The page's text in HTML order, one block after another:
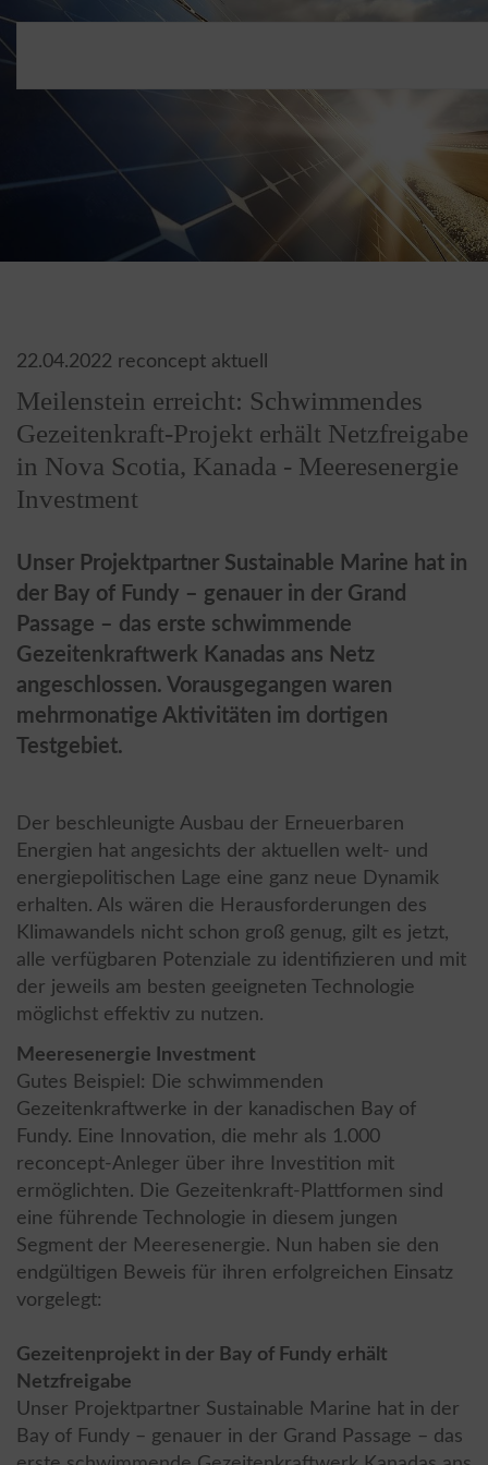
22.04.2022 reconcept aktuell
Meilenstein erreicht: Schwimmendes
Gezeitenkraft-Projekt erhält Netzfreigabe
in Nova Scotia, Kanada - Meeresenergie
Investment
Unser Projektpartner Sustainable Marine hat in
der Bay of Fundy – genauer in der Grand
Passage – das erste schwimmende
Gezeitenkraftwerk Kanadas ans Netz
angeschlossen. Vorausgegangen waren
mehrmonatige Aktivitäten im dortigen
Testgebiet.
Der beschleunigte Ausbau der Erneuerbaren
Energien hat angesichts der aktuellen welt- und
energiepolitischen Lage eine ganz neue Dynamik
erhalten. Als wären die Herausforderungen des
Klimawandels nicht schon groß genug, gilt es jetzt,
alle verfügbaren Potenziale zu identifizieren und mit
der jeweils am besten geeigneten Technologie
möglichst effektiv zu nutzen.
Meeresenergie Investment
Gutes Beispiel: Die schwimmenden
Gezeitenkraftwerke in der kanadischen Bay of
Fundy. Eine Innovation, die mehr als 1.000
reconcept-Anleger über ihre Investition mit
ermöglichten. Die Gezeitenkraft-Plattformen sind
eine führende Technologie in diesem jungen
Segment der Meeresenergie. Nun haben sie den
endgültigen Beweis für ihren erfolgreichen Einsatz
vorgelegt:
Gezeitenprojekt in der Bay of Fundy erhält
Netzfreigabe
Unser Projektpartner Sustainable Marine hat in der
Bay of Fundy – genauer in der Grand Passage – das